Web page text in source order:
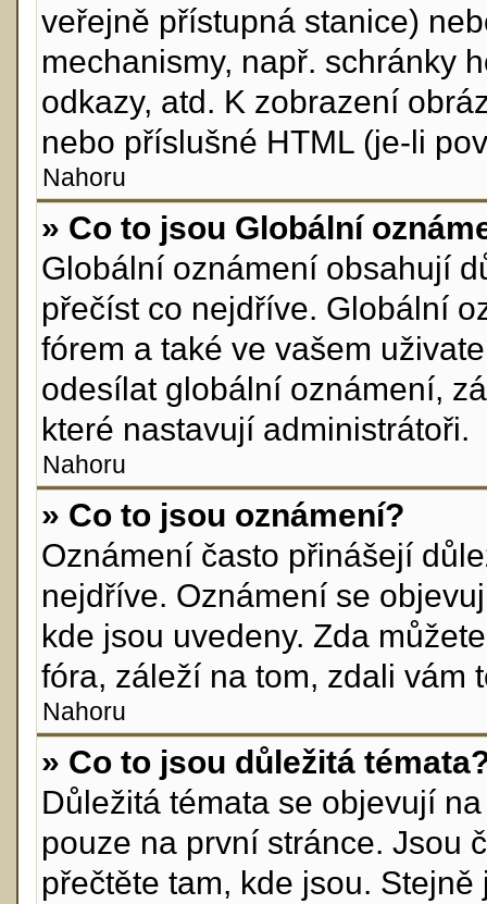
veřejně přístupná stanice)
mechanismy, např. schránky
odkazy, atd. K zobrazení
nebo příslušné HTML (je-li
Nahoru
» Co to jsou Globální
Globální oznámení obsahují
přečíst co nejdříve. Globální
fórem a také ve vašem
odesílat globální oznámení,
které nastavují administrátoři.
Nahoru
» Co to jsou oznámení?
Oznámení často přinášejí
nejdříve. Oznámení se
kde jsou uvedeny. Zda
fóra, záleží na tom, zdali vám
Nahoru
» Co to jsou důležitá
Důležitá témata se objevují
pouze na první stránce. Jsou
přečtěte tam, kde jsou.